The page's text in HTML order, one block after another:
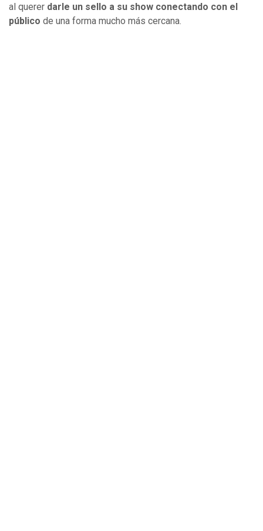
al querer darle un sello a su show conectando con el
público de una forma mucho más cercana.